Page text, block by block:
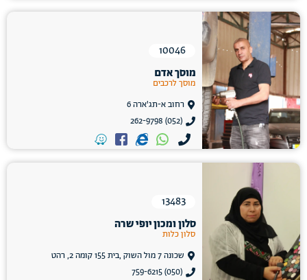
10046
מוסך אדם
מוסך לרכבים
רחוב א-תג'ארה 6
(052) 262-9798
13483
סלון ומכון יופי שרה
סלון כלות
שכונה 7 מול השוק ,בית 155 קומה 2, רהט
(050) 759-6215